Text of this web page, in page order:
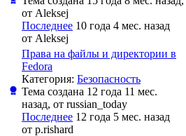
от Aleksej
Последнее 10 года 4 мес. назад
от Aleksej
Права на файлы и директории в
Fedora
Категория: Безопасность
Тема создана 12 года 11 мес.
назад, от russian_today
Последнее 12 года 5 мес. назад
от p.rishard